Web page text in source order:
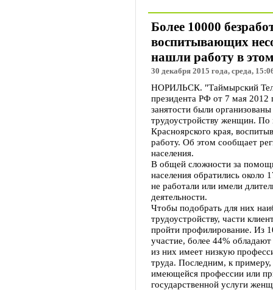
Более 10000
воспитывающих
нашли работу в
30 декабря 2015 года, среда,
НОРИЛЬСК. "Таймырский
президента РФ от 7 мая 2012
занятости были
трудоустройству женщин. По
Красноярского края,
работу. Об этом сообщает
населения.
В общей сложности за
населения обратились
не работали или имели
деятельности.
Чтобы подобрать для них
трудоустройству, части
пройти профилирование. Из
участие, более 44%
из них имеет низкую
труда. Последним, к примеру,
имеющейся профессии или
государственной услуги